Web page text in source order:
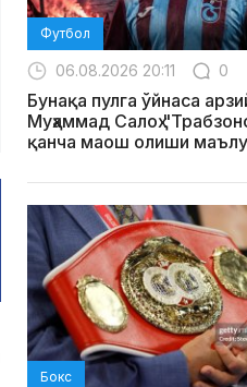
Футбол
06.08.2026 20:11 0
Бунақа пулга ўйнаса
Муҳаммад Салоҳ
қанча маош олиши
Бокс